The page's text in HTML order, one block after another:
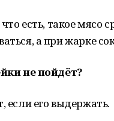
что есть, такое мясо
а при жарке
не пойдёт?
если его выдержать.